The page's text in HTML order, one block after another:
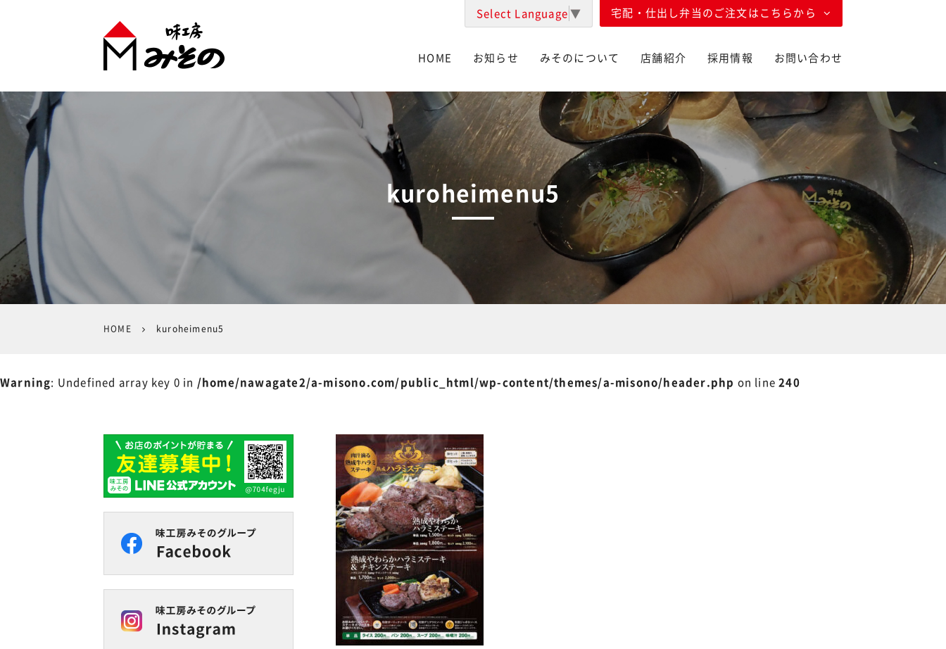
Select Language▼ 宅配・仕出し弁当のご注文はこちらから
HOME お知らせ みそのについて 店舗紹介 採用情報 お問い合わせ
kuroheimenu5
HOME kuroheimenu5
Warning: Undefined array key 0 in /home/nawagate2/a-misono.com/public_html/wp-content/themes/a-misono/header.php on line240